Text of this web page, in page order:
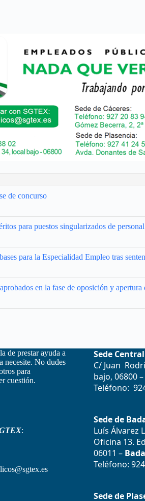
de concurso
para puestos singularizados de
para la Especialidad Empleo tras
en la fase de oposición y
de prestar ayuda a
necesite. No dudes
para
cuestión.
:
Sede
C/ Juan
bajo, 06800 –
Teléfono:
Sede de
Luís Álvarez
Oficina 13.
06011 –
Teléfono:
Sede de